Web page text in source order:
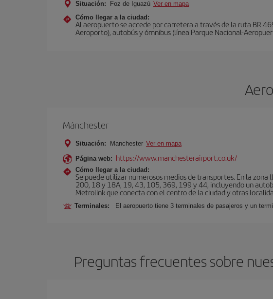
Situación: Foz de Iguazú Ver en mapa
Cómo llegar a la ciudad:
Al aeropuerto se accede por carretera a través de la ruta BR
Aeroporto), autobús y ómnibus (línea Parque Nacional-
Mánchester
Situación: Manchester Ver en mapa
Página web: https://www.manchesterairport.co.uk/
Cómo llegar a la ciudad:
Se puede utilizar numerosos medios de transportes. En la
200, 18 y 18A, 19, 43, 105, 369, 199 y 44, incluyendo un
Metrolink que conecta con el centro de la ciudad y otras
Terminales: El aeropuerto tiene 3 terminales de pasajeros y un
Preguntas frecuentes sobre